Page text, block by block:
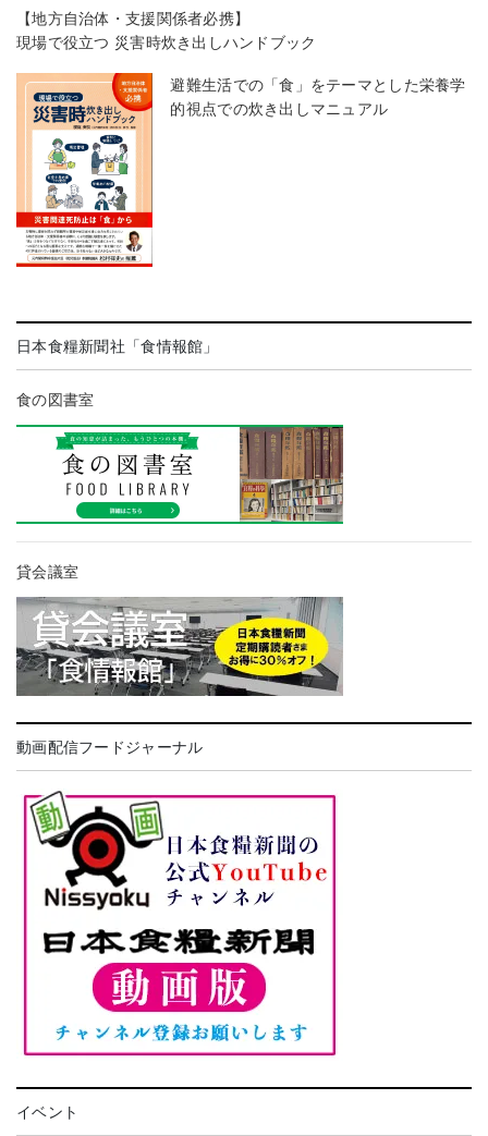
【地方自治体・支援関係者必携】
現場で役立つ 災害時炊き出しハンドブック
避難生活での「食」をテーマとした栄養学
的視点での炊き出しマニュアル
日本食糧新聞社「食情報館」
食の図書室
貸会議室
動画配信フードジャーナル
イベント